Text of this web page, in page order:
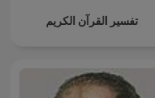
تفسير القرآن الكريم